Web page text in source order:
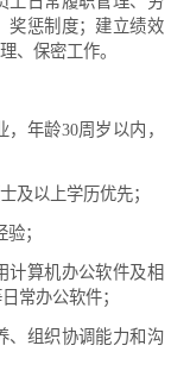
奖惩制度；建立绩效
、保密工作。
年龄30周岁以内，
以上学历优先；
；
算机办公软件及相
常办公软件；
组织协调能力和沟